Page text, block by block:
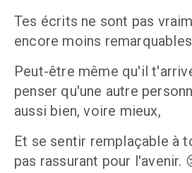
Tes écrits ne sont pas
encore moins
Peut-être même qu'il
penser qu'une autre
aussi bien, voire mieux,
Et se sentir remplaçable à
pas rassurant pour l'avenir.